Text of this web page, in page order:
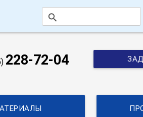
search
228-72-04